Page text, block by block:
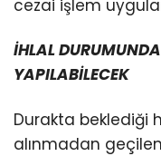
cezai işlem
İHLAL
YAPILABİLECEK
Durakta beklediği
alınmadan